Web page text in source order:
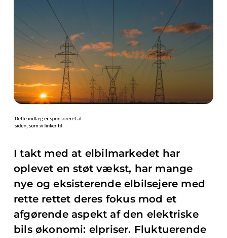
I takt med at elbilmarkedet har
oplevet en støt vækst, har mange
nye og eksisterende elbilsejere med
rette rettet deres fokus mod et
afgørende aspekt af den elektriske
bils økonomi: elpriser. Fluktuerende